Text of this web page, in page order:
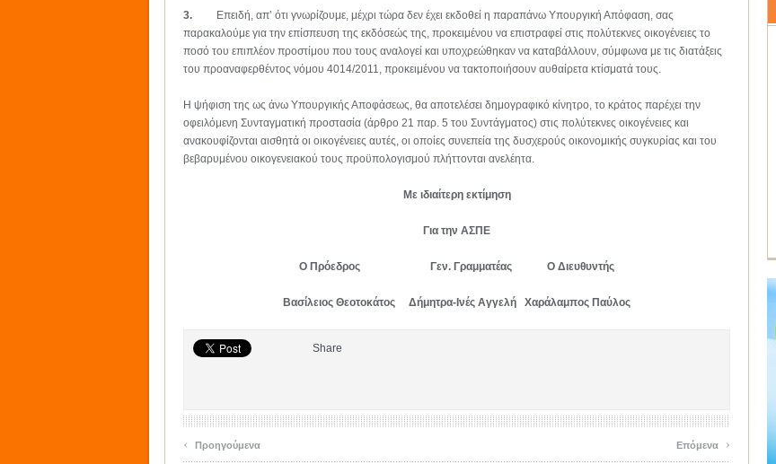
3.
Επειδή, απ’ ότι γνωρίζουμε, μέχρι τώρα δεν έχει εκδοθεί η παραπάνω Υπουργική Απόφαση, σας
παρακαλούμε για την επίσπευση της εκδόσεώς της, προκειμένου να επιστραφεί στις πολύτεκνες οικογένειες το
ποσό του επιπλέον προστίμου που τους αναλογεί και υποχρεώθηκαν να καταβάλλουν, σύμφωνα με τις διατάξεις
του προαναφερθέντος νόμου 4014/2011, προκειμένου να τακτοποιήσουν αυθαίρετα κτίσματά τους.
Η ψήφιση της ως άνω Υπουργικής Αποφάσεως, θα αποτελέσει δημογραφικό κίνητρο, το κράτος παρέχει την
οφειλόμενη Συνταγματική προστασία (άρθρο 21 παρ. 5 του Συντάγματος) στις πολύτεκνες οικογένειες και
ανακουφίζονται αισθητά οι οικογένειες αυτές, οι οποίες συνεπεία της δυσχερούς οικονομικής συγκυρίας και του
βεβαρυμένου οικογενειακού τους προϋπολογισμού πλήττονται ανελέητα.
Με ιδιαίτερη εκτίμηση
Για την ΑΣΠΕ
Ο Πρόεδρος Γεν. Γραμματέας Ο Διευθυντής
Βασίλειος Θεοτοκάτος Δήμητρα-Ινές Αγγελή Χαράλαμπος Παύλος
Share
‹ Προηγούμενα Επόμενα ›